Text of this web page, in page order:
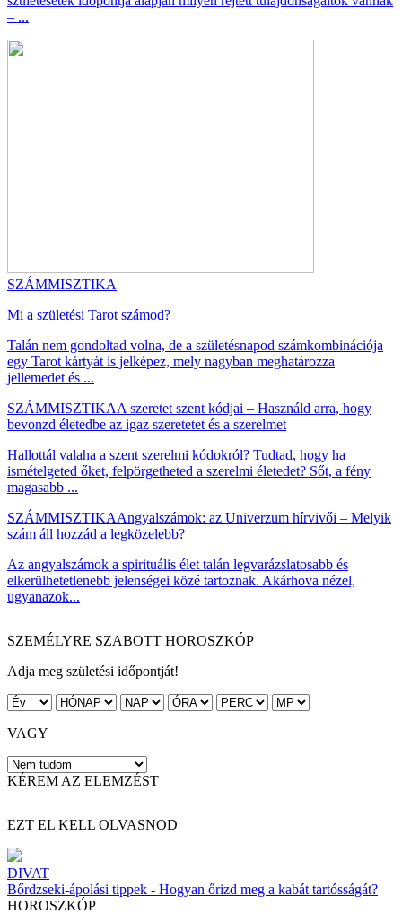
– ...
SZÁMMISZTIKA
Mi a születési Tarot számod?
Talán nem gondoltad volna, de a születésnapod számkombinációja
egy Tarot kártyát is jelképez, mely nagyban meghatározza
jellemedet és ...
SZÁMMISZTIKAA szeretet szent kódjai – Használd arra, hogy
bevonzd életedbe az igaz szeretetet és a szerelmet
Hallottál valaha a szent szerelmi kódokról? Tudtad, hogy ha
ismételgeted őket, felpörgetheted a szerelmi életedet? Sőt, a fény
magasabb ...
SZÁMMISZTIKAAngyalszámok: az Univerzum hírvivői – Melyik
szám áll hozzád a legközelebb?
Az angyalszámok a spirituális élet talán legvarázslatosabb és
elkerülhetetlenebb jelenségei közé tartoznak. Akárhova nézel,
ugyanazok...
SZEMÉLYRE SZABOTT HOROSZKÓP
Adja meg születési időpontját!
VAGY
KÉREM AZ ELEMZÉST
EZT EL KELL OLVASNOD
DIVAT
Bőrdzseki-ápolási tippek - Hogyan őrizd meg a kabát tartósságát?
HOROSZKÓP